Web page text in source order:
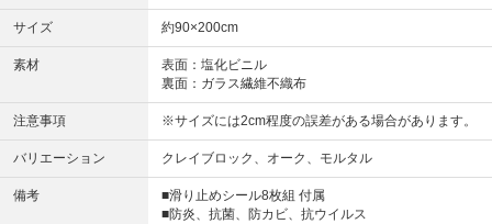
サイズ 約90×200cm
素材
表面：塩化ビニル
裏面：ガラス繊維不織布
注意事項 ※サイズには2cm程度の誤差がある場合があります。
バリエーション クレイブロック、オーク、モルタル
備考
■滑り止めシール8枚組 付属
■防炎、抗菌、防カビ、抗ウイルス